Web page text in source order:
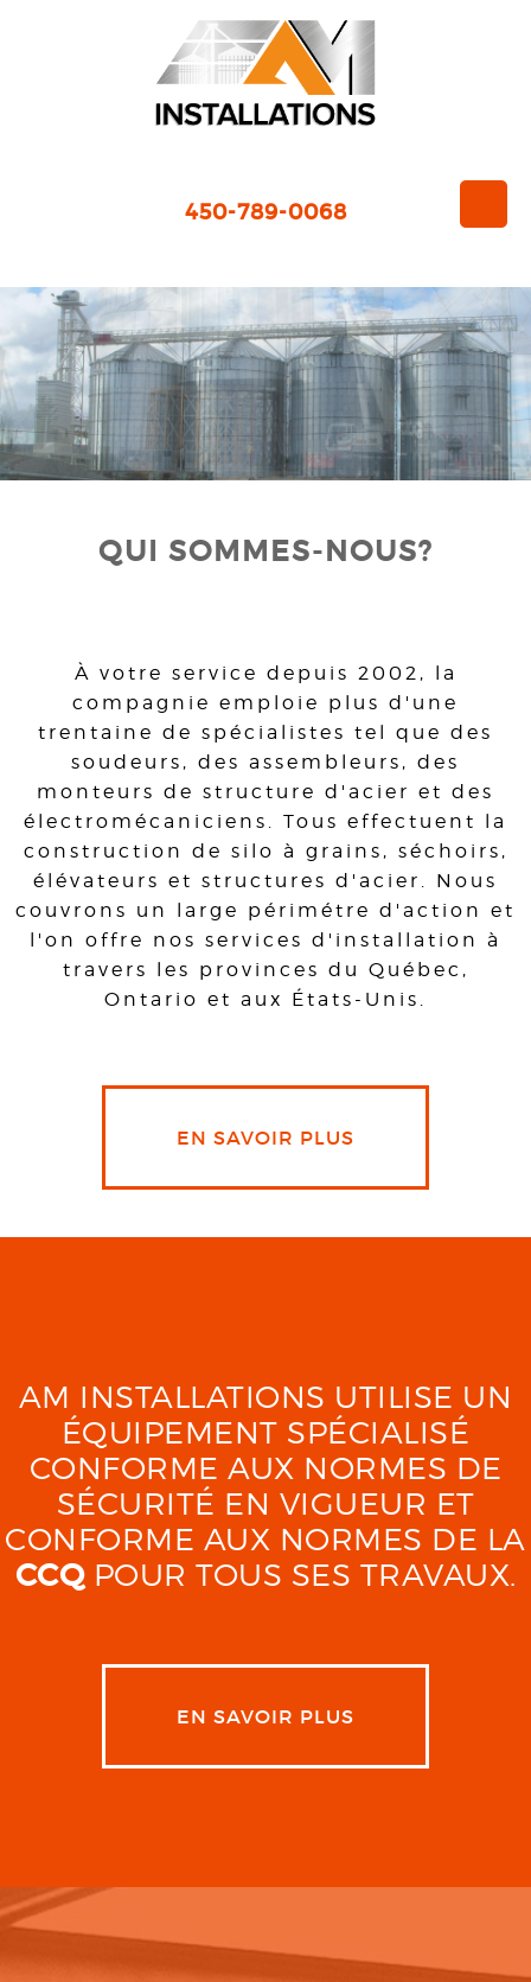
450-789-0068
QUI SOMMES-NOUS?
À votre service depuis 2002, la
compagnie emploie plus d'une
trentaine de spécialistes tel que des
soudeurs, des assembleurs, des
monteurs de structure d'acier et des
électromécaniciens. Tous effectuent la
construction de silo à grains, séchoirs,
élévateurs et structures d'acier. Nous
couvrons un large périmétre d'action et
l'on offre nos services d'installation à
travers les provinces du Québec,
Ontario et aux États-Unis.
EN SAVOIR PLUS
AM INSTALLATIONS UTILISE UN
ÉQUIPEMENT SPÉCIALISÉ
CONFORME AUX NORMES DE
SÉCURITÉ EN VIGUEUR ET
CONFORME AUX NORMES DE LA
CCQPOUR TOUS SES TRAVAUX.
EN SAVOIR PLUS